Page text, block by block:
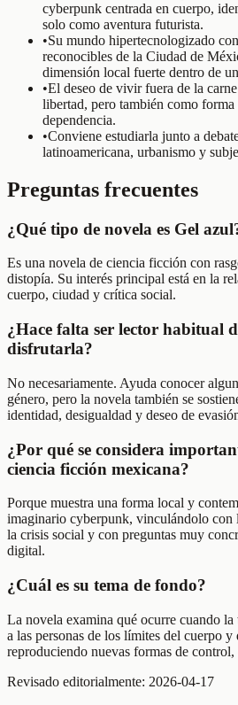
cyberpunk centrada en cuerpo,
solo como aventura futurista.
•Su mundo hipertecnologizado
reconocibles de la Ciudad de
dimensión local fuerte dentro de
•El deseo de vivir fuera de la
libertad, pero también como
dependencia.
•Conviene estudiarla junto a
latinoamericana, urbanismo y
Preguntas frecuentes
¿Qué tipo de novela es Gel
Es una novela de ciencia ficción con
distopía. Su interés principal está en la
cuerpo, ciudad y crítica social.
¿Hace falta ser lector habitual
disfrutarla?
No necesariamente. Ayuda conocer
género, pero la novela también se
identidad, desigualdad y deseo de
¿Por qué se considera
ciencia ficción mexicana?
Porque muestra una forma local y
imaginario cyberpunk, vinculándolo con
la crisis social y con preguntas muy
digital.
¿Cuál es su tema de fondo?
La novela examina qué ocurre cuando
a las personas de los límites del cuerpo
reproduciendo nuevas formas de
Revisado editorialmente: 2026-04-17